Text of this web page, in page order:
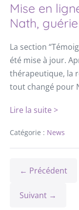
Mise en
Nath,
La section
été mise à jour.
thérapeutique, la
tout changé pour
Lire la suite >
Catégorie : News
← Précédent
Suivant →